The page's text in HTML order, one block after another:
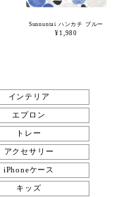
Sunnuntai ハンカチ ブルー
¥1,980
インテリア
エプロン
トレー
アクセサリー
iPhoneケース
キッズ